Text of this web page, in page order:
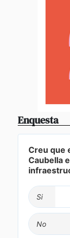
Enquesta
Creu que
Caubella
Si
No